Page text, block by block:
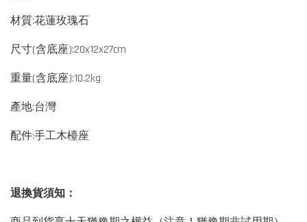
材質:花蓮玫瑰石
尺寸(含底座):20x12x27cm
重量(含底座):10.2kg
產地:台灣
配件:手工木檯座
退換貨須知：